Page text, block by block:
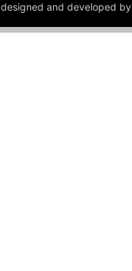
designed and developed by